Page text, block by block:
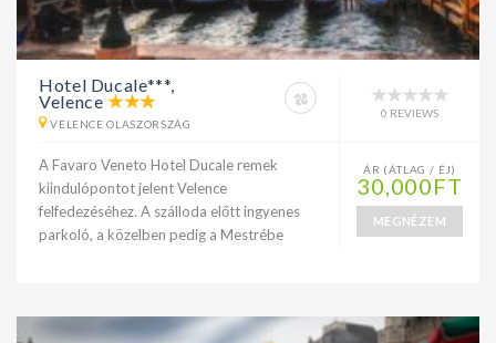
Hotel Ducale***,
Velence
VELENCE OLASZORSZÁG
0 REVIEWS
A Favaro Veneto Hotel Ducale remek
kiindulópontot jelent Velence
felfedezéséhez. A szálloda előtt ingyenes
parkoló, a közelben pedig a Mestrébe
ÁR (ÁTLAG / ÉJ)
30,000FT
MEGNÉZEM